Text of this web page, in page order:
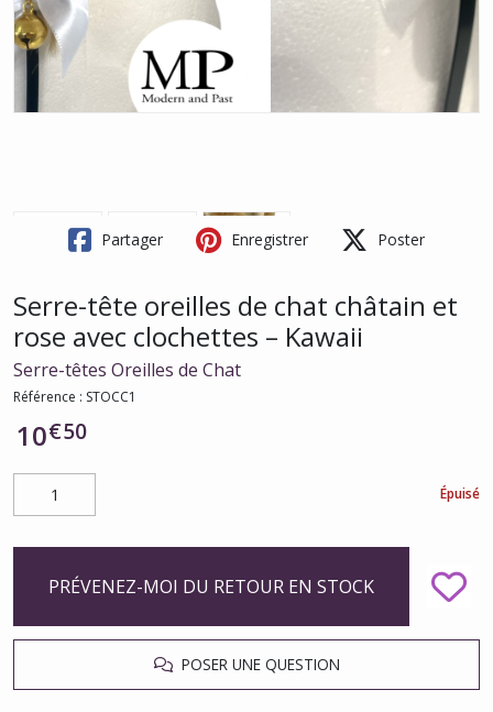
Partager Enregistrer Poster
Serre-tête oreilles de chat châtain et
rose avec clochettes – Kawaii
Serre-têtes Oreilles de Chat
Référence : STOCC1
10€50
Épuisé
PRÉVENEZ-MOI DU RETOUR EN STOCK
POSER UNE QUESTION